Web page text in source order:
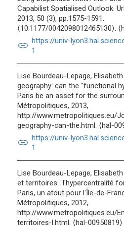
Capabilist Spatialised Outlook.
2013, 50 (3), pp.1575-1591.
⟨10.1177/0042098012465130⟩.
link https://univ-
1
Lise Bourdeau-Lepage,
geography: can the "functional
Paris be an asset for the
Métropolitiques, 2013,
http://www.metropolitiques.eu/
geography-can-the.html. ⟨hal-
link https://univ-
1
Lise Bourdeau-Lepage,
et territoires : l'hypercentralité
Paris, un atout pour l'Île-de-
Métropolitiques, 2012,
http://www.metropolitiques.eu/
territoires-l.html. ⟨hal-00950819⟩